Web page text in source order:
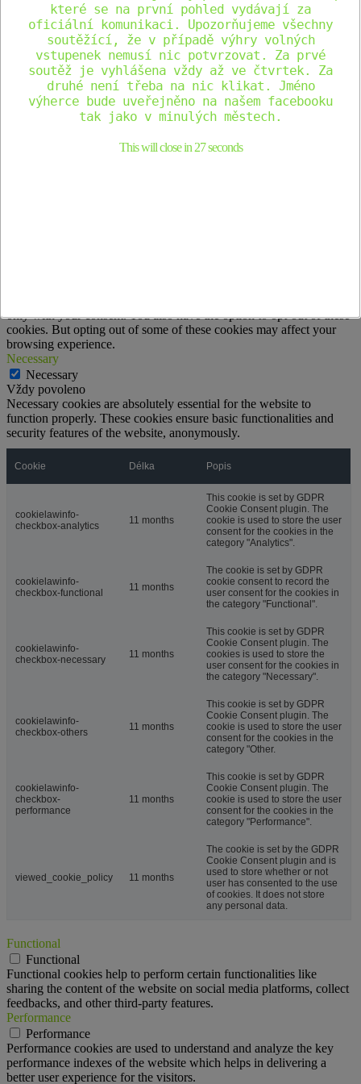
Na našich webových stránkách používáme soubory cookie,
abychom vám poskytli co nejrelevantnější zážitek tím, že si
zapamatujeme vaše preference a opakované návštěvy. Kliknutím na
tlačítko "Přijmout vše" souhlasíte s používáním VŠECH souborů
cookie. Můžete však navštívit "Nastavení souborů cookie" a
poskytnout řízený souhlas.
Nastavení Cookie Přijmout vše
Přizpůsobit Cookie
only with your consent. You also have the option to opt-out of these
cookies. But opting out of some of these cookies may affect your
browsing experience.
Necessary
Necessary
Vždy povoleno
Necessary cookies are absolutely essential for the website to
function properly. These cookies ensure basic functionalities and
security features of the website, anonymously.
Cookie Délka Popis
cookielawinfo-
checkbox-analytics
11 months
This cookie is set by GDPR
Cookie Consent plugin. The
cookie is used to store the user
consent for the cookies in the
category "Analytics".
cookielawinfo-
checkbox-functional
11 months
The cookie is set by GDPR
cookie consent to record the
user consent for the cookies in
the category "Functional".
cookielawinfo-
checkbox-necessary
11 months
This cookie is set by GDPR
Cookie Consent plugin. The
cookies is used to store the
user consent for the cookies in
the category "Necessary".
cookielawinfo-
checkbox-others
11 months
This cookie is set by GDPR
Cookie Consent plugin. The
cookie is used to store the user
consent for the cookies in the
category "Other.
cookielawinfo-
checkbox-
performance
11 months
This cookie is set by GDPR
Cookie Consent plugin. The
cookie is used to store the user
consent for the cookies in the
category "Performance".
viewed_cookie_policy 11 months
The cookie is set by the GDPR
Cookie Consent plugin and is
used to store whether or not
user has consented to the use
of cookies. It does not store
any personal data.
Functional
Functional
Functional cookies help to perform certain functionalities like
sharing the content of the website on social media platforms, collect
feedbacks, and other third-party features.
Performance
Performance
Performance cookies are used to understand and analyze the key
performance indexes of the website which helps in delivering a
better user experience for the visitors.
které se na první pohled vydávají za
oficiální komunikaci. Upozorňujeme všechny
soutěžící, že v případě výhry volných
vstupenek nemusí nic potvrzovat. Za prvé
soutěž je vyhlášena vždy až ve čtvrtek. Za
druhé není třeba na nic klikat. Jméno
výherce bude uveřejněno na našem facebooku
tak jako v minulých městech.
This will close in 27seconds